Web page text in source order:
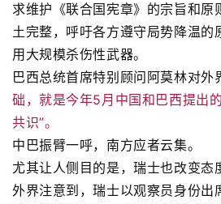
求维护《联合国宪章》的宗旨和原
土完整，呼吁各方遵守局势降温的
用大规模杀伤性武器。
巴西总统首席特别顾问阿莫林对外
础，就是今年5月中国和巴西提出
共识”。
中巴振臂一呼，南方应者云集。
尤其让人侧目的是，瑞士也改变态
外界注意到，瑞士以观察员身份出